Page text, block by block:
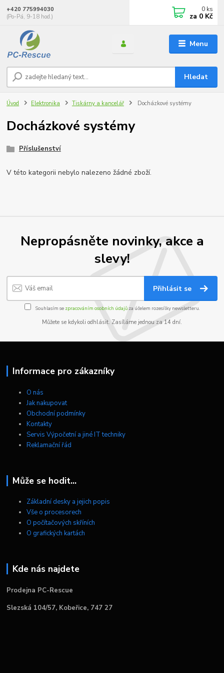
Menu
Hledat
+420 775994030
(Po-Pá, 9-18 hod.)
0 ks
za 0 Kč
Úvod Elektronika Tiskárny a kancelář Docházkové systémy
Docházkové systémy
Příslušenství
V této kategorii nebylo nalezeno žádné zboží.
Nepropásněte novinky, akce a
slevy!
Přihlásit se
Souhlasím se zpracováním osobních údajůza účelem rozesílky newsletteru.
Můžete se kdykoli odhlásit. Zasíláme jednou za 14 dní.
Informace pro zákazníky
O nás
Jak nakupovat
Obchodní podmínky
Kontakty
Servis Výpočetní a jiné IT techniky
Reklamační řád
Může se hodit...
Základní desky a jejich popis
Vše o procesorech
O počítačových skříních
O grafických kartách
Kde nás najdete
Prodejna PC-Rescue
Slezská 104/57, Kobeřice, 747 27